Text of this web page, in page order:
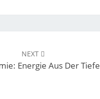
NEXT
Energie Aus Der Tiefe